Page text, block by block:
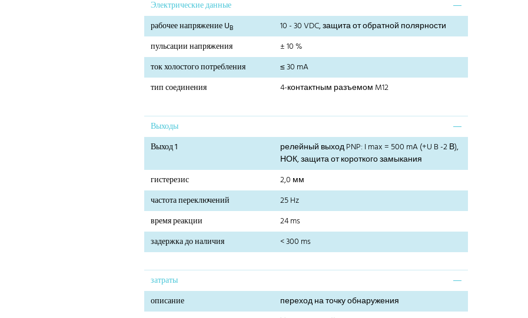
Электрические данные
рабочее напряжение UB
10 - 30 VDC, защита от обратной полярности
пульсации напряжения
± 10 %
ток холостого потребления
≤ 30 mA
тип соединения
4-контактным разъемом M12
Выходы
Выход 1
релейный выход PNP: I max = 500 mA (+U B -2 В),
НОК, защита от короткого замыкания
гистерезис
2,0 мм
частота переключений
25 Hz
время реакции
24 ms
задержка до наличия
< 300 ms
затраты
описание
переход на точку обнаружения